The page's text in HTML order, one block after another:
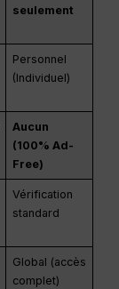
seulement
Personnel
(Individuel)
Aucun
(100% Ad-
Free)
Vérification
standard
Global (accès
complet)